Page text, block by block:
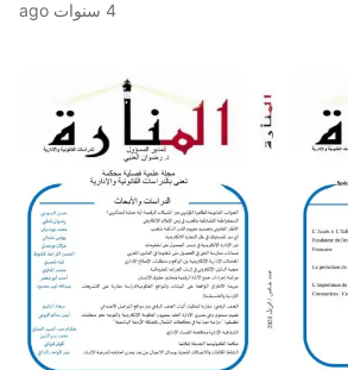
4 سنوات ago